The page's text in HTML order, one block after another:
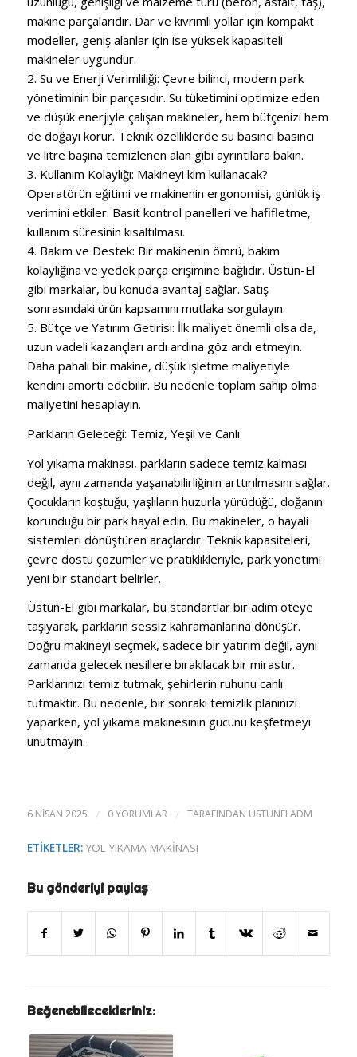
makine parçalarıdır. Dar ve kıvrımlı yollar için kompakt
modeller, geniş alanlar için ise yüksek kapasiteli
makineler uygundur.
2. Su ve Enerji Verimliliği: Çevre bilinci, modern park
yönetiminin bir parçasıdır. Su tüketimini optimize eden
ve düşük enerjiyle çalışan makineler, hem bütçenizi hem
de doğayı korur. Teknik özelliklerde su basıncı basıncı
ve litre başına temizlenen alan gibi ayrıntılara bakın.
3. Kullanım Kolaylığı: Makineyi kim kullanacak?
Operatörün eğitimi ve makinenin ergonomisi, günlük iş
verimini etkiler. Basit kontrol panelleri ve hafifletme,
kullanım süresinin kısaltılması.
4. Bakım ve Destek: Bir makinenin ömrü, bakım
kolaylığına ve yedek parça erişimine bağlıdır. Üstün-El
gibi markalar, bu konuda avantaj sağlar. Satış
sonrasındaki ürün kapsamını mutlaka sorgulayın.
5. Bütçe ve Yatırım Getirisi: İlk maliyet önemli olsa da,
uzun vadeli kazançları ardı ardına göz ardı etmeyin.
Daha pahalı bir makine, düşük işletme maliyetiyle
kendini amorti edebilir. Bu nedenle toplam sahip olma
maliyetini hesaplayın.
Parkların Geleceği: Temiz, Yeşil ve Canlı
Yol yıkama makinası, parkların sadece temiz kalması
değil, aynı zamanda yaşanabilirliğinin arttırılmasını sağlar.
Çocukların koştuğu, yaşlıların huzurla yürüdüğü, doğanın
korunduğu bir park hayal edin. Bu makineler, o hayali
sistemleri dönüştüren araçlardır. Teknik kapasiteleri,
çevre dostu çözümler ve pratiklikleriyle, park yönetimi
yeni bir standart belirler.
Üstün-El gibi markalar, bu standartlar bir adım öteye
taşıyarak, parkların sessiz kahramanlarına dönüşür.
Doğru makineyi seçmek, sadece bir yatırım değil, aynı
zamanda gelecek nesillere bırakılacak bir mirastır.
Parklarınızı temiz tutmak, şehirlerin ruhunu canlı
tutmaktır. Bu nedenle, bir sonraki temizlik planınızı
yaparken, yol yıkama makinesinin gücünü keşfetmeyi
unutmayın.
6 NISAN 2025 / 0 YORUMLAR / TARAFINDAN USTUNELADM
ETIKETLER: YOL YIKAMA MAKINASI
Bu gönderiyi paylaş
Beğenebilecekleriniz: